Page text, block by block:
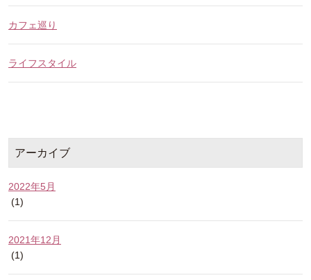
カフェ巡り
ライフスタイル
アーカイブ
2022年5月
(1)
2021年12月
(1)